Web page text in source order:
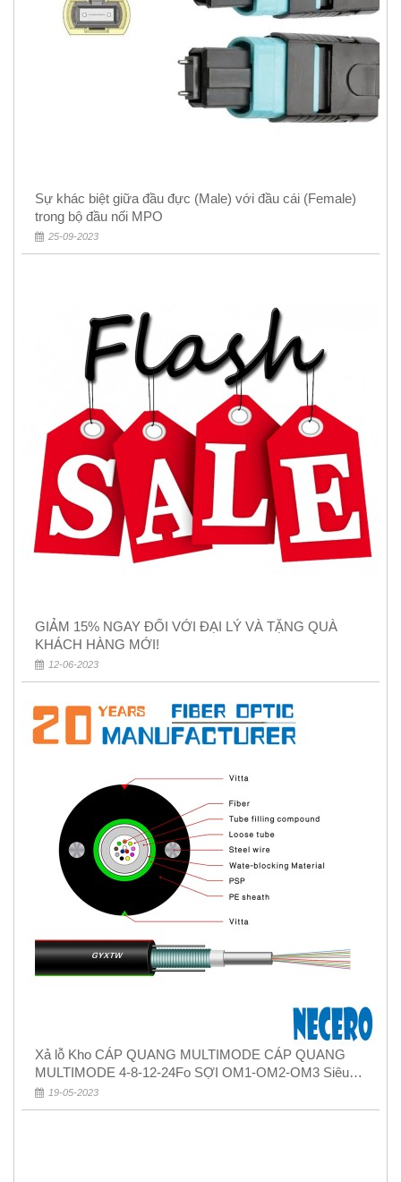
Sự khác biệt giữa đầu đực (Male) với đầu cái (Female)
trong bộ đầu nối MPO
25-09-2023
GIẢM 15% NGAY ĐỐI VỚI ĐẠI LÝ VÀ TẶNG QUÀ
KHÁCH HÀNG MỚI!
12-06-2023
Xả lỗ Kho CÁP QUANG MULTIMODE CÁP QUANG
MULTIMODE 4-8-12-24Fo SỢI OM1-OM2-OM3 Siêu
Rẻ 5k
19-05-2023